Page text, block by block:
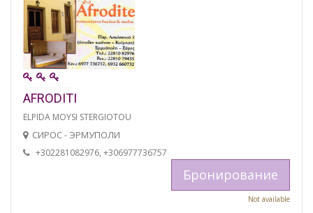
AFRODITI
ELPIDA MOYSI STERGIOTOU
СИРОС - ЭРМУПОЛИ
+302281082976, +306977736757
Бронирование
Not available